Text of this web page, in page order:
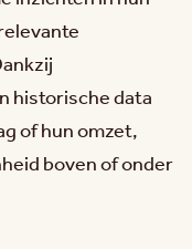
historische data
of hun omzet,
boven of onder